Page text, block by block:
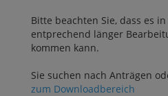
Bitte beachten Sie, dass es
entprechend länger
kommen kann.
Sie suchen nach Anträgen
zum Downloadbereich